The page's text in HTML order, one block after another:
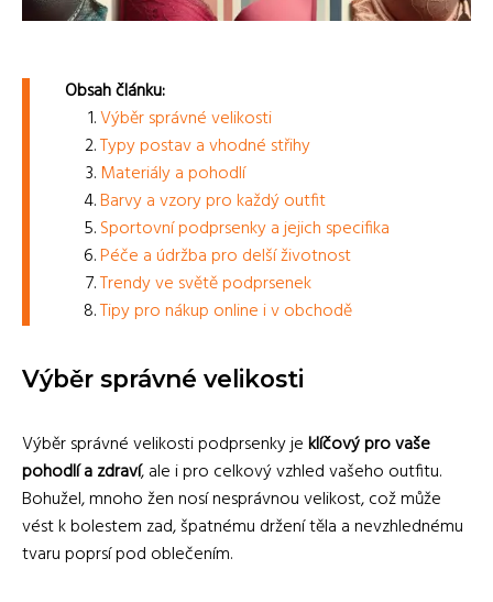
Obsah článku:
Výběr správné velikosti
Typy postav a vhodné střihy
Materiály a pohodlí
Barvy a vzory pro každý outfit
Sportovní podprsenky a jejich specifika
Péče a údržba pro delší životnost
Trendy ve světě podprsenek
Tipy pro nákup online i v obchodě
Výběr správné velikosti
Výběr správné velikosti podprsenky jeklíčový pro vaše
pohodlí a zdraví, ale i pro celkový vzhled vašeho outfitu.
Bohužel, mnoho žen nosí nesprávnou velikost, což může
vést k bolestem zad, špatnému držení těla a nevzhlednému
tvaru poprsí pod oblečením.